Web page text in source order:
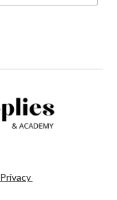
Privacy